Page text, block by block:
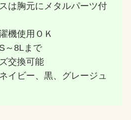
は胸元にメタルパーツ付
機使用ＯＫ
～8Lまで
交換可能
イビー、黒、グレージュ